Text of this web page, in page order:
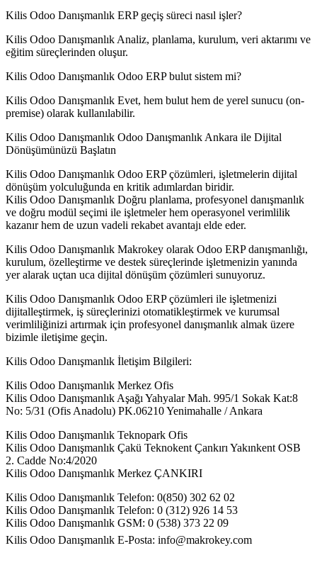
Kilis Odoo Danışmanlık ERP geçiş süreci nasıl işler?
Kilis Odoo Danışmanlık Analiz, planlama, kurulum, veri aktarımı ve
eğitim süreçlerinden oluşur.
Kilis Odoo Danışmanlık Odoo ERP bulut sistem mi?
Kilis Odoo Danışmanlık Evet, hem bulut hem de yerel sunucu (on-
premise) olarak kullanılabilir.
Kilis Odoo Danışmanlık Odoo Danışmanlık Ankara ile Dijital
Dönüşümünüzü Başlatın
Kilis Odoo Danışmanlık Odoo ERP çözümleri, işletmelerin dijital
dönüşüm yolculuğunda en kritik adımlardan biridir.
Kilis Odoo Danışmanlık Doğru planlama, profesyonel danışmanlık
ve doğru modül seçimi ile işletmeler hem operasyonel verimlilik
kazanır hem de uzun vadeli rekabet avantajı elde eder.
Kilis Odoo Danışmanlık Makrokey olarak Odoo ERP danışmanlığı,
kurulum, özelleştirme ve destek süreçlerinde işletmenizin yanında
yer alarak uçtan uca dijital dönüşüm çözümleri sunuyoruz.
Kilis Odoo Danışmanlık Odoo ERP çözümleri ile işletmenizi
dijitalleştirmek, iş süreçlerinizi otomatikleştirmek ve kurumsal
verimliliğinizi artırmak için profesyonel danışmanlık almak üzere
bizimle iletişime geçin.
Kilis Odoo Danışmanlık İletişim Bilgileri:
Kilis Odoo Danışmanlık Merkez Ofis
Kilis Odoo Danışmanlık Aşağı Yahyalar Mah. 995/1 Sokak Kat:8
No: 5/31 (Ofis Anadolu) PK.06210 Yenimahalle / Ankara
Kilis Odoo Danışmanlık Teknopark Ofis
Kilis Odoo Danışmanlık Çakü Teknokent Çankırı Yakınkent OSB
2. Cadde No:4/2020
Kilis Odoo Danışmanlık Merkez ÇANKIRI
Kilis Odoo Danışmanlık Telefon: 0(850) 302 62 02
Kilis Odoo Danışmanlık Telefon: 0 (312) 926 14 53
Kilis Odoo Danışmanlık GSM: 0 (538) 373 22 09
Kilis Odoo Danışmanlık E-Posta: info@makrokey.com